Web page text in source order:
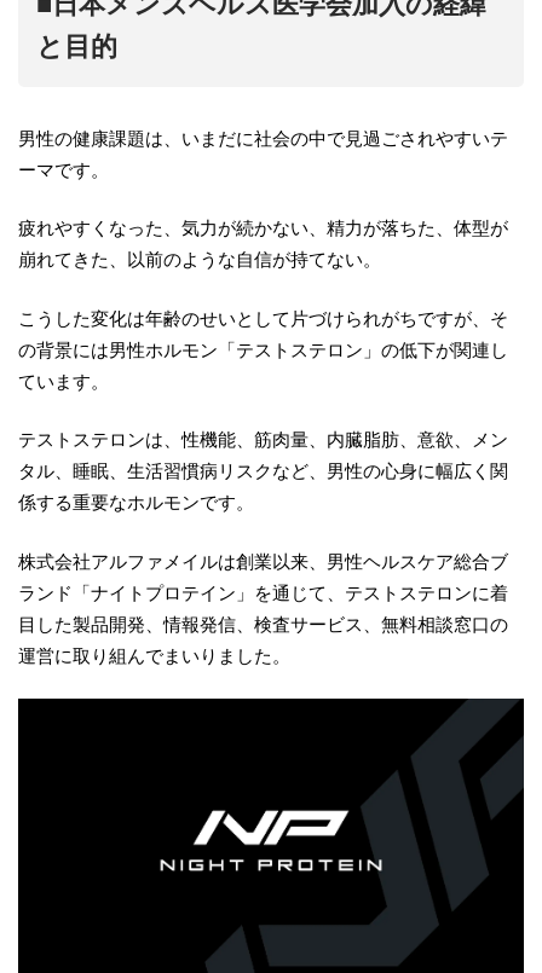
と目的
男性の健康課題は、いまだに社会の中で見過ごされやすいテ
ーマです。
疲れやすくなった、気力が続かない、精力が落ちた、体型が
崩れてきた、以前のような自信が持てない。
こうした変化は年齢のせいとして片づけられがちですが、そ
の背景には男性ホルモン「テストステロン」の低下が関連し
ています。
テストステロンは、性機能、筋肉量、内臓脂肪、意欲、メン
タル、睡眠、生活習慣病リスクなど、男性の心身に幅広く関
係する重要なホルモンです。
株式会社アルファメイルは創業以来、男性ヘルスケア総合ブ
ランド「ナイトプロテイン」を通じて、テストステロンに着
目した製品開発、情報発信、検査サービス、無料相談窓口の
運営に取り組んでまいりました。